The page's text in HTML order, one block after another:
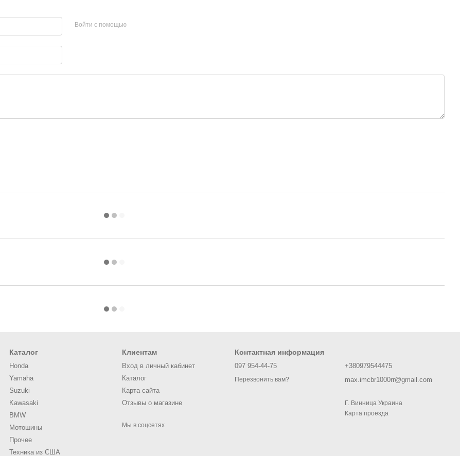
Войти с помощью
Каталог
Honda
Yamaha
Suzuki
Kawasaki
BMW
Мотошины
Прочее
Техника из США
Клиентам
Вход в личный кабинет
Каталог
Карта сайта
Отзывы о магазине
Мы в соцсетях
Контактная информация
097 954-44-75
Перезвонить вам?
+380979544475
max.imcbr1000rr@gmail.com
Г. Винница Украина
Карта проезда